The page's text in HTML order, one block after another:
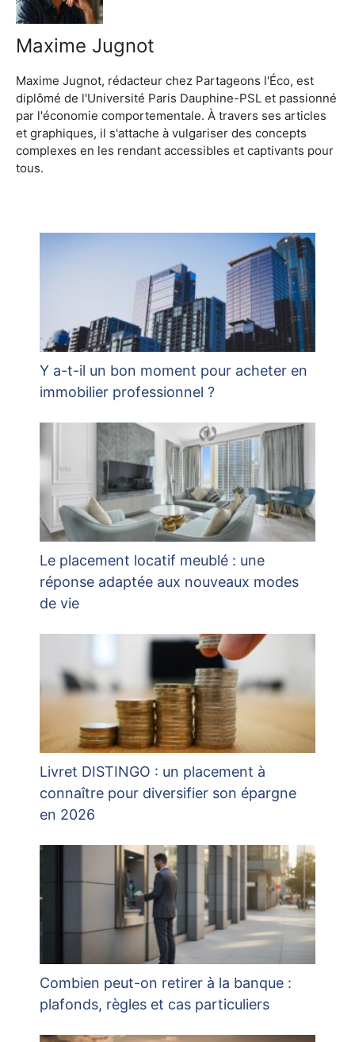
Maxime Jugnot
Maxime Jugnot, rédacteur chez Partageons l'Éco, est
diplômé de l'Université Paris Dauphine-PSL et passionné
par l'économie comportementale. À travers ses articles
et graphiques, il s'attache à vulgariser des concepts
complexes en les rendant accessibles et captivants pour
tous.
Y a-t-il un bon moment pour acheter en
immobilier professionnel ?
Le placement locatif meublé : une
réponse adaptée aux nouveaux modes
de vie
Livret DISTINGO : un placement à
connaître pour diversifier son épargne
en 2026
Combien peut-on retirer à la banque :
plafonds, règles et cas particuliers